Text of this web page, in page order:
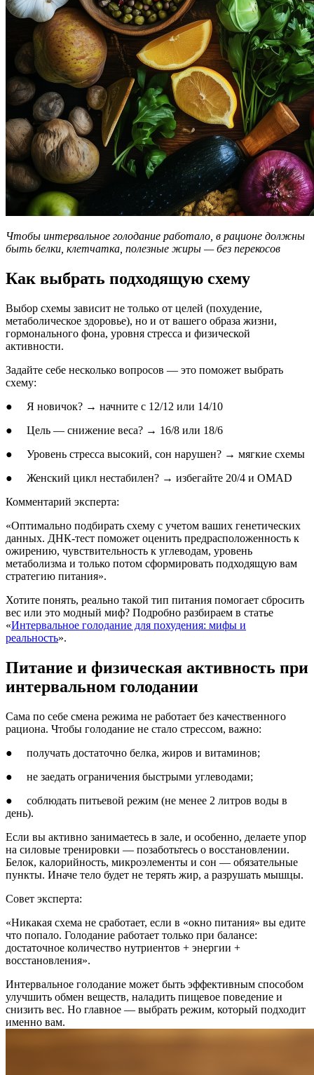
Чтобы интервальное голодание работало, в рационе должны
быть белки, клетчатка, полезные жиры — без перекосов
Как выбрать подходящую схему
Выбор схемы зависит не только от целей (похудение,
метаболическое здоровье), но и от вашего образа жизни,
гормонального фона, уровня стресса и физической
активности.
Задайте себе несколько вопросов — это поможет выбрать
схему:
● Я новичок? → начните с 12/12 или 14/10
● Цель — снижение веса? → 16/8 или 18/6
● Уровень стресса высокий, сон нарушен? → мягкие схемы
● Женский цикл нестабилен? → избегайте 20/4 и OMAD
Комментарий эксперта:
«Оптимально подбирать схему с учетом ваших генетических
данных. ДНК-тест поможет оценить предрасположенность к
ожирению, чувствительность к углеводам, уровень
метаболизма и только потом сформировать подходящую вам
стратегию питания».
Хотите понять, реально такой тип питания помогает сбросить
вес или это модный миф? Подробно разбираем в статье
«Интервальное голодание для похудения: мифы и
реальность».
Питание и физическая активность при
интервальном голодании
Сама по себе смена режима не работает без качественного
рациона. Чтобы голодание не стало стрессом, важно:
● получать достаточно белка, жиров и витаминов;
● не заедать ограничения быстрыми углеводами;
● соблюдать питьевой режим (не менее 2 литров воды в
день).
Если вы активно занимаетесь в зале, и особенно, делаете упор
на силовые тренировки — позаботьтесь о восстановлении.
Белок, калорийность, микроэлементы и сон — обязательные
пункты. Иначе тело будет не терять жир, а разрушать мышцы.
Совет эксперта:
«Никакая схема не сработает, если в «окно питания» вы едите
что попало. Голодание работает только при балансе:
достаточное количество нутриентов + энергии +
восстановления».
Интервальное голодание может быть эффективным способом
улучшить обмен веществ, наладить пищевое поведение и
снизить вес. Но главное — выбрать режим, который подходит
именно вам.